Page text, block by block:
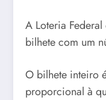
A Loteria
bilhete com um
O bilhete inteiro
proporcional à